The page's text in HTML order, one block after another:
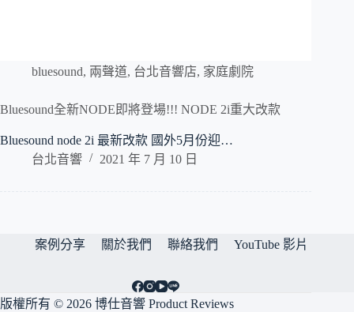
bluesound, 兩聲道, 台北音響店, 家庭劇院
Bluesound全新NODE即將登場!!! NODE 2i重大改款
Bluesound node 2i 最新改款 國外5月份迎…
台北音響
2021 年 7 月 10 日
案例分享 關於我們 聯絡我們 YouTube 影片
版權所有 © 2026 博仕音響 Product Reviews